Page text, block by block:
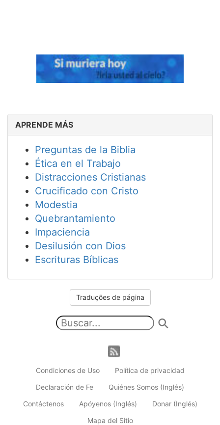
APRENDE MÁS
Preguntas de la Biblia
Ética en el Trabajo
Distracciones Cristianas
Crucificado con Cristo
Modestia
Quebrantamiento
Impaciencia
Desilusión con Dios
Escrituras Bíblicas
Traduções de página
Condiciones de Uso
Política de privacidad
Declaración de Fe
Quiénes Somos (Inglés)
Contáctenos
Apóyenos (Inglés)
Donar (Inglés)
Mapa del Sitio